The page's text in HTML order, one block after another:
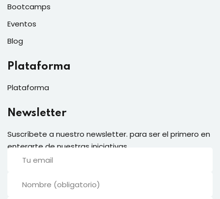
Bootcamps
Eventos
Blog
Plataforma
Plataforma
Newsletter
Suscríbete a nuestro newsletter. para ser el primero en
enterarte de nuestras iniciativas.